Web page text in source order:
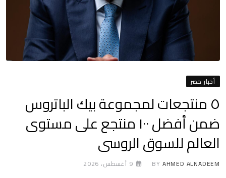
أخبار مصر
٥ منتجعات لمجموعة بيك الباتروس
ضمن أفضل ١٠٠ منتجع على مستوى
العالم للسوق الروسى
BY AHMED ALNADEEM 9 أغسطس، 2026